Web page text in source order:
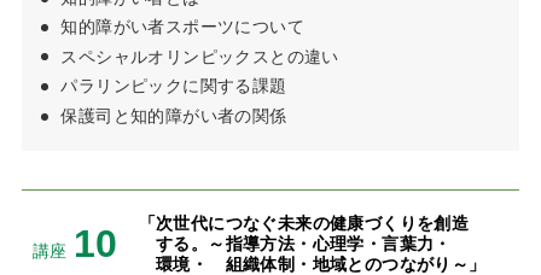
知的障がい者スポーツについて
スペシャルオリンピックスとの違い
パラリンピックに関する課題
保護司と知的障がい者の関係
講座 10
「次世代につなぐ未来の健康づくりを創造
する。～指導方法・心理学・言葉力・
環境・
組織体制・地域とのつながり～」